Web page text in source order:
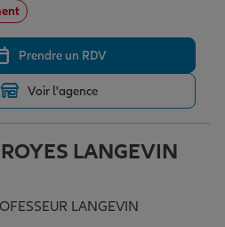
Prendre un RDV
Voir l'agence
LANGEVIN
LANGEVIN